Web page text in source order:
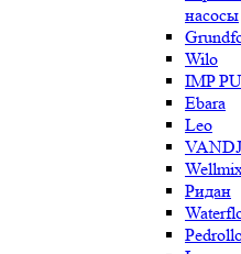
насосы
Wilo
IMP
Ebara
Leo
Ридан